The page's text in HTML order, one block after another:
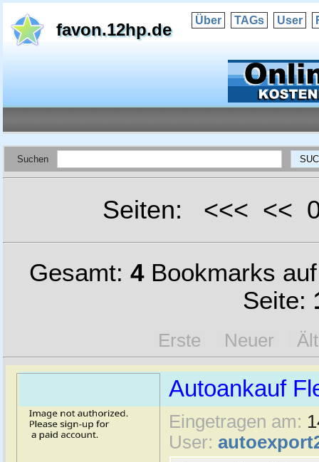
favon.12hp.de Über TAGs User
Suchen
Seiten: <<< <<
Gesamt: 4Bookmarks
Seite:
Erste Neuer
Autoankauf
Eingetragen am:
User: